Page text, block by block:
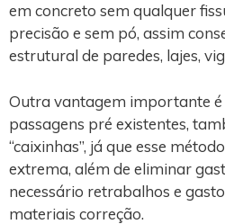
em concreto sem qualquer
precisão e sem pó, assim
estrutural de paredes, lajes,
Outra vantagem importante é
passagens pré existentes,
“caixinhas”, já que esse
extrema, além de eliminar
necessário retrabalhos e
materiais correção.